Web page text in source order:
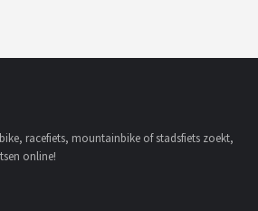
racefiets, mountainbike of stadsfiets zoekt,
online!